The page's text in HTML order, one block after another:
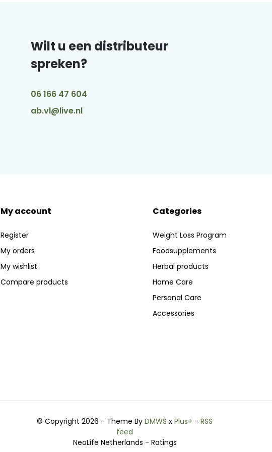
Wilt u een distributeur
spreken?
06 166 47 604
ab.vl@live.nl
My account
Register
My orders
My wishlist
Compare products
Categories
Weight Loss Program
Foodsupplements
Herbal products
Home Care
Personal Care
Accessories
© Copyright 2026 - Theme ByDMWS xPlus+ -RSS
feed
NeoLife Netherlands - Ratings